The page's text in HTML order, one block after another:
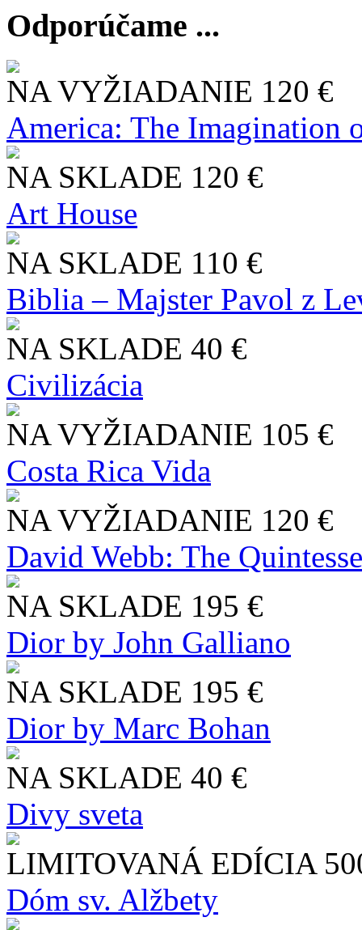
Odporúčame ...
NA VYŽIADANIE 120 €
America: The Imagination
NA SKLADE 120 €
Art House
NA SKLADE 110 €
Biblia – Majster Pavol z
NA SKLADE 40 €
Civilizácia
NA VYŽIADANIE 105 €
Costa Rica Vida
NA VYŽIADANIE 120 €
David Webb: The
NA SKLADE 195 €
Dior by John Galliano
NA SKLADE 195 €
Dior by Marc Bohan
NA SKLADE 40 €
Divy sveta
LIMITOVANÁ EDÍCIA
Dóm sv. Alžbety